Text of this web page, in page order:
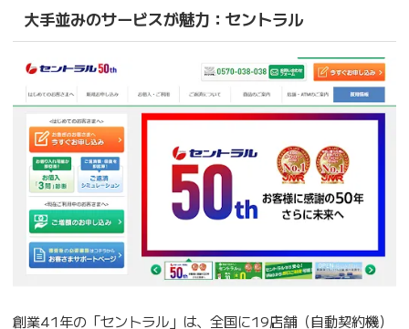
大手並みのサービスが魅力：セントラル
創業41年の「セントラル」は、全国に19店舗（自動契約機）